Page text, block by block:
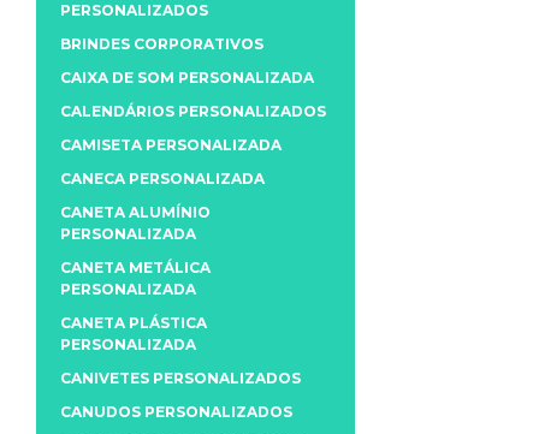
PERSONALIZADOS
BRINDES CORPORATIVOS
CAIXA DE SOM PERSONALIZADA
CALENDÁRIOS PERSONALIZADOS
CAMISETA PERSONALIZADA
CANECA PERSONALIZADA
CANETA ALUMÍNIO
PERSONALIZADA
CANETA METÁLICA
PERSONALIZADA
CANETA PLÁSTICA
PERSONALIZADA
CANIVETES PERSONALIZADOS
CANUDOS PERSONALIZADOS